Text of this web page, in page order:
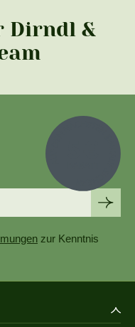
Dirndl &
zur Kenntnis